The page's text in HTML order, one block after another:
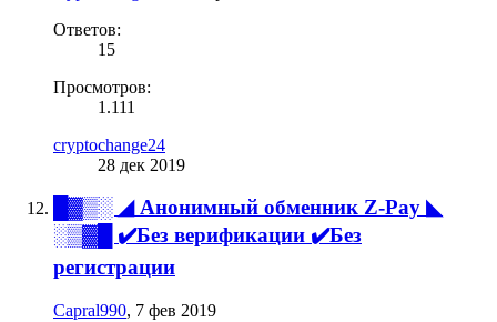
Ответов:
15
Просмотров:
1.111
cryptochange24
28 дек 2019
█▓▒░ ◢ Анонимный обменник Z-Pay ◣
░▒▓█ ✔️Без верификации ✔️Без
регистрации
Capral990, 7 фев 2019